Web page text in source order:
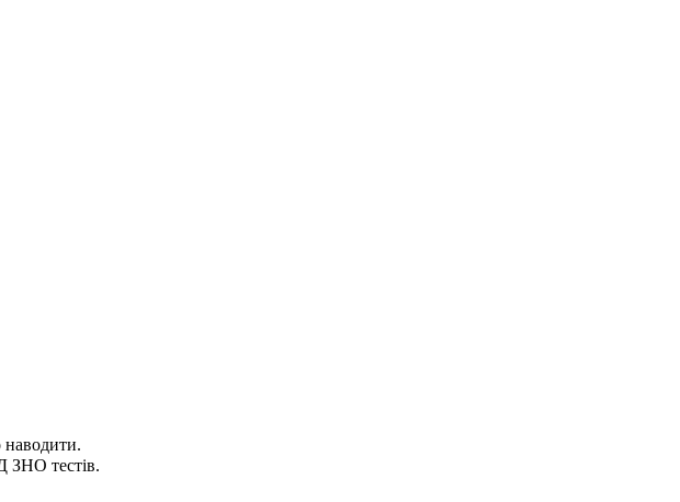
наводити.
ЗНО тестів.